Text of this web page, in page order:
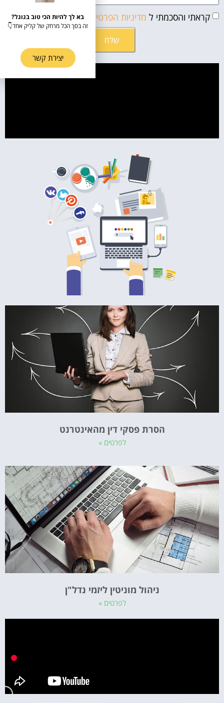
קראתי והסכמתי ל מדיניות הפרטיות
שלח
הסרת פסקי דין מהאינטרנט
לפרטים »
ניהול מוניטין ליזמי נדל"ן
לפרטים »
בא לך להיות הכי טוב בגוגל?
זה בסך הכל מרחק של קליק אחד👇
יצירת קשר